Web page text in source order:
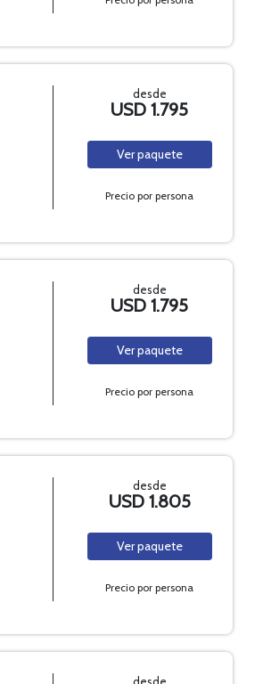
desde
USD 1.795
Verpaquete
Precio por persona
desde
USD 1.795
Verpaquete
Precio por persona
desde
USD 1.805
Verpaquete
Precio por persona